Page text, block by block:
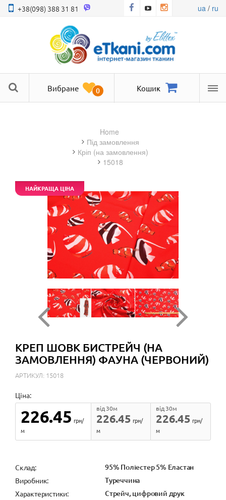
+38(098) 388 31 81 ua/ ru
Вибране 0 Кошик
Home
під замовлення
кріп (на замовлення)
15018
НАЙКРАЩА ЦІНА
КРЕП ШОВК БИСТРЕЙЧ (НА
ЗАМОВЛЕННЯ) ФАУНА (ЧЕРВОНИЙ)
АРТИКУЛ: 15018
Ціна:
226.45 грн/
м
226.45
від 30м
грн/
м
226.45
від 30м
грн/
м
Cклад: 95% Поліестер 5% Еластан
Виробник: Туреччина
Характеристики: Стрейч, цифровий друк